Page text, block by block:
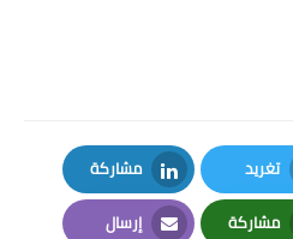
تغريد
Twitter
مشاركة
LinkedIn
مشاركة إرسال